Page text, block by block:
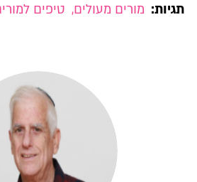
תגיות: מורים מעולים, טיפים